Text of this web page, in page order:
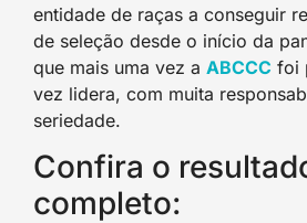
entidade de raças a conseguir
de seleção desde o início da
que mais uma vez a ABCCC foi
vez lidera, com muita
seriedade.
Confira o
completo: